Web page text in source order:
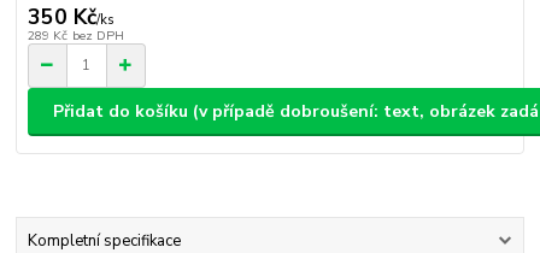
350 Kč/ks
289 Kč bez DPH
Přidat do košíku (v případě dobroušení: text, obrázek
Kompletní specifikace